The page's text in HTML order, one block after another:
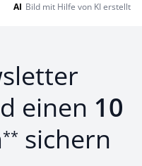
AI Bild mit Hilfe von KI erstellt
einen 10
** sichern